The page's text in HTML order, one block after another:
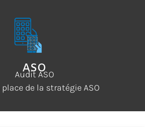
ASO
Audit ASO
place de la stratégie ASO